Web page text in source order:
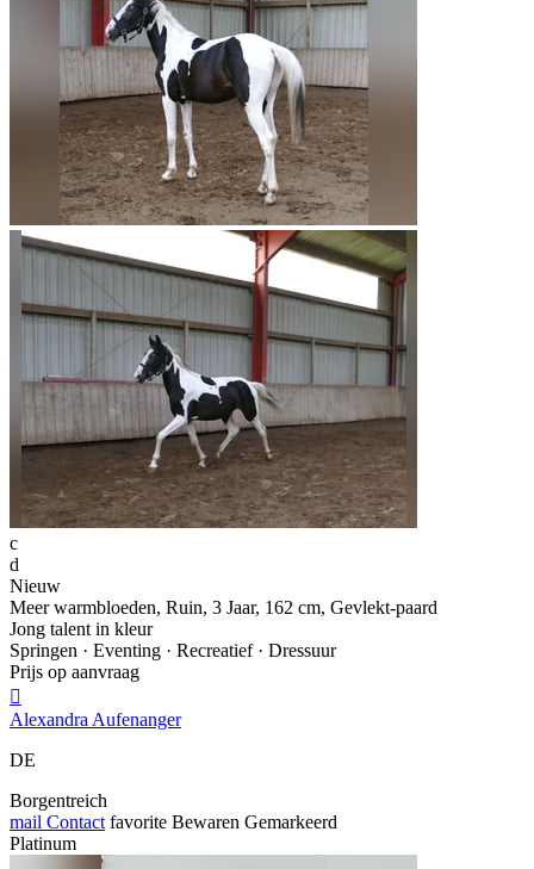
c
d
Nieuw
Meer warmbloeden, Ruin, 3 Jaar, 162 cm, Gevlekt-paard
Jong talent in kleur
Springen · Eventing · Recreatief · Dressuur
Prijs op aanvraag

Alexandra Aufenanger
DE
Borgentreich
mail Contact favorite Bewaren Gemarkeerd
Platinum